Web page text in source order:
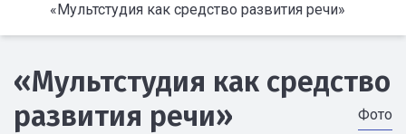
«Мультстудия как средство развития речи»
«Мультстудия как средство
развития речи»
Фото